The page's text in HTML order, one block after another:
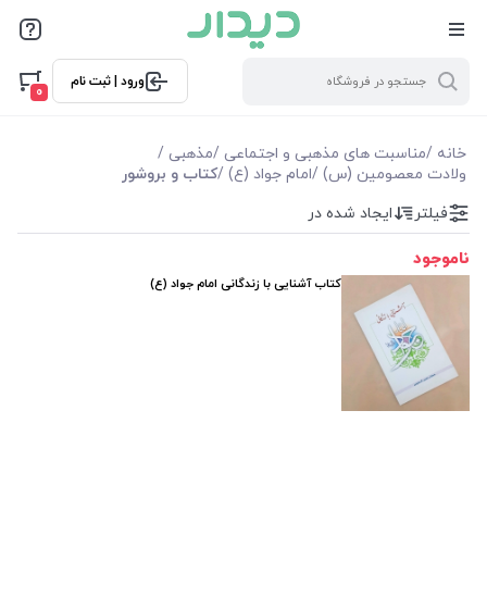
ورود | ثبت نام
0
خانه /مناسبت های مذهبی و اجتماعی /مذهبی /
ولادت معصومین (س) /امام جواد (ع) /کتاب و بروشور
فیلترها
موجودی
فیلتر ایجاد شده در
ناموجود
کتاب آشنایی با زندگانی امام جواد (ع)